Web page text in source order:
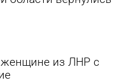
женщине из ЛНР с